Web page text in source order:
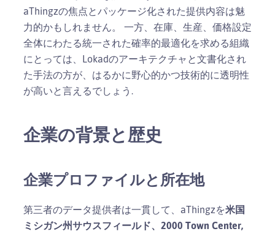
aThingzの焦点とパッケージ化された提供内容は魅
力的かもしれません。 一方、在庫、生産、価格設定
全体にわたる統一された確率的最適化を求める組織
にとっては、Lokadのアーキテクチャと文書化され
た手法の方が、はるかに野心的かつ技術的に透明性
が高いと言えるでしょう.
企業の背景と歴史
企業プロファイルと所在地
第三者のデータ提供者は一貫して、aThingzを米国
ミシガン州サウスフィールド、2000 Town Center,